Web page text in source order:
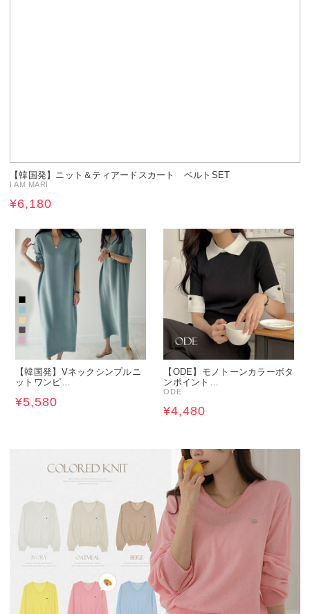
【韓国発】ニット＆ティアードスカート ベルトSET
I AM MARI
¥6,180
【韓国発】Vネックシンプルニ
ットワンピ…
¥5,580
【ODE】モノトーンカラーボタ
ンポイント…
ODE
¥4,480